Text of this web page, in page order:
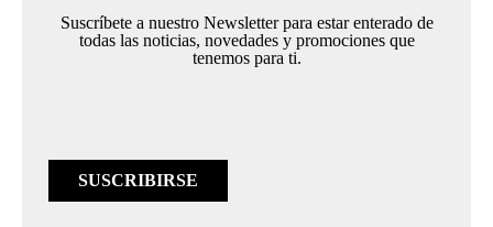
Suscríbete a nuestro Newsletter para estar enterado de
todas las noticias, novedades y promociones que
tenemos para ti.
SUSCRIBIRSE